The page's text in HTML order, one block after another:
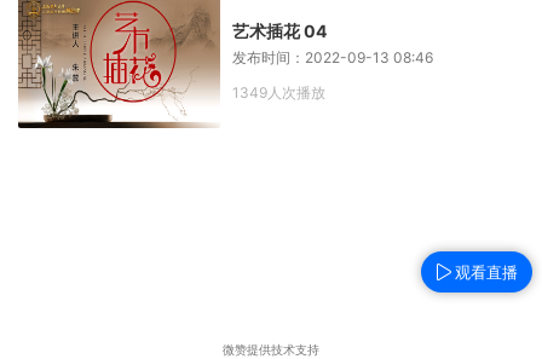
艺术插花 04
发布时间：2022-09-13 08:46
1349人次播放
微赞提供技术支持
观看直播